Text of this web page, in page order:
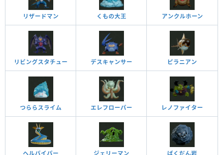
リザードマン くもの大王 アンクルホーン
リビングスタチュー デスキャンサー ピラニアン
つららスライム エレフローパー レノファイター
ヘルバイパー ジェリーマン ばくだん岩